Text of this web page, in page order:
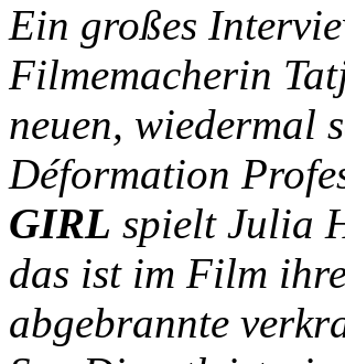
Ein großes
Filmemacherin
neuen, wiedermal
Déformation
GIRL spielt Julia
das ist im Film
abgebrannte